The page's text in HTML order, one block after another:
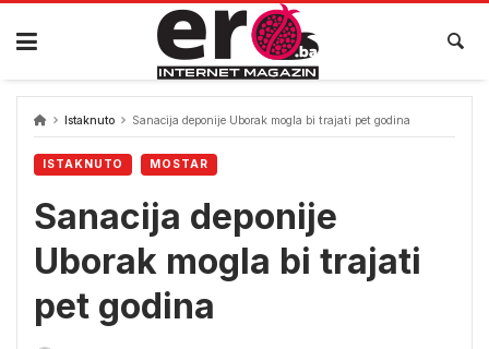
Skip
content
Istaknuto Sanacija deponije Uborak mogla bi trajati pet godina
ISTAKNUTO MOSTAR
Sanacija deponije
Uborak mogla bi trajati
pet godina